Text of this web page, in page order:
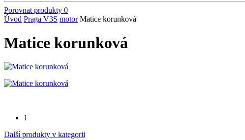
Porovnat produkty 0
Úvod Praga V3S motor Matice korunková
Matice korunková
1
Další produkty v kategorii